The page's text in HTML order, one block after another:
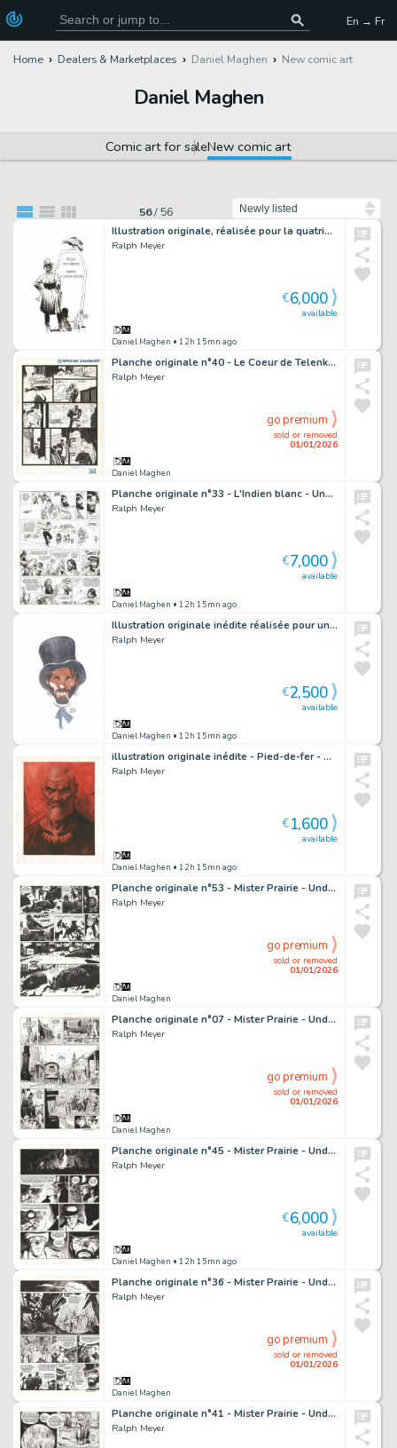
En → Fr
Home Dealers & Marketplaces Daniel Maghen New comic art
Daniel Maghen
Comic art for saleNew comic art
56/ 56
Illustration originale, réalisée pour la quatrième de couverture de la série en 2014 - Undertaker
Ralph Meyer
Daniel Maghen • 12h 15mn ago
available
€6,000
Planche originale n°40 - Le Coeur de Telenko - Berceuse assassine
Ralph Meyer
Daniel Maghen
sold or removed
01/01/2026
go premium
Planche originale n°33 - L'Indien blanc - Undertaker
Ralph Meyer
Daniel Maghen • 12h 15mn ago
available
€7,000
Illustration originale inédite réalisée pour un jeu de carte. Également publiée dans la version Bibliophile - Undertaker
Ralph Meyer
Daniel Maghen • 12h 15mn ago
available
€2,500
illustration originale inédite - Pied-de-fer - Asgard
Ralph Meyer
Daniel Maghen • 12h 15mn ago
available
€1,600
Planche originale n°53 - Mister Prairie - Undertaker
Ralph Meyer
Daniel Maghen
sold or removed
01/01/2026
go premium
Planche originale n°07 - Mister Prairie - Undertaker
Ralph Meyer
Daniel Maghen
sold or removed
01/01/2026
go premium
Planche originale n°45 - Mister Prairie - Undertaker
Ralph Meyer
Daniel Maghen • 12h 15mn ago
available
€6,000
Planche originale n°36 - Mister Prairie - Undertaker
Ralph Meyer
Daniel Maghen
sold or removed
01/01/2026
go premium
Planche originale n°41 - Mister Prairie - Undertaker
Ralph Meyer